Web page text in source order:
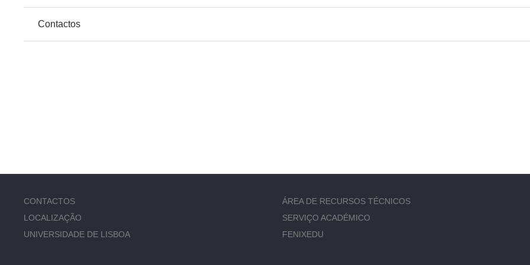
Contactos
CONTACTOS
LOCALIZAÇÃO
UNIVERSIDADE DE LISBOA
ÁREA DE RECURSOS TÉCNICOS
SERVIÇO ACADÉMICO
FENIXEDU